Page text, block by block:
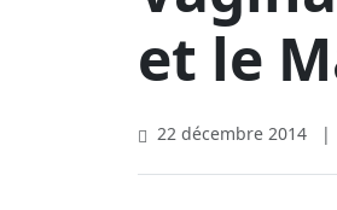
et le
22 décembre 2014 |